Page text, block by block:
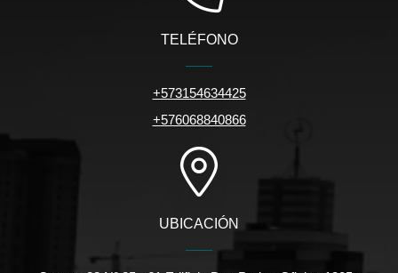
TELÉFONO
+573154634425
+576068840866
UBICACIÓN